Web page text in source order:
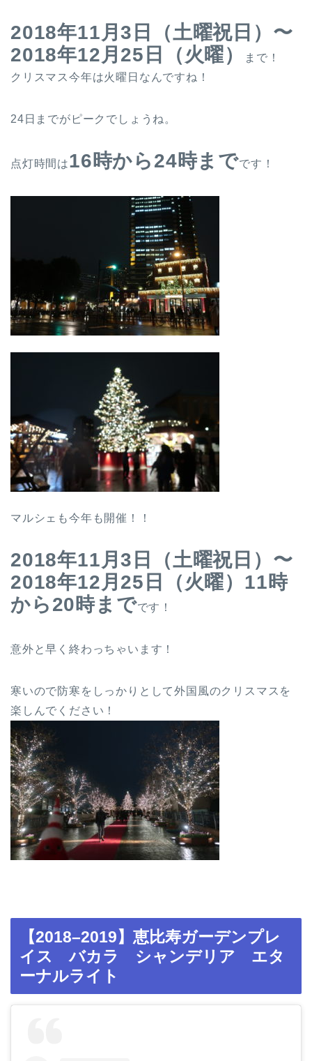
2018年11月3日（土曜祝日）〜
2018年12月25日（火曜）
まで！
クリスマス今年は火曜日なんですね！
24日までがピークでしょうね。
点灯時間は16時から24時までです！
マルシェも今年も開催！！
2018年11月3日（土曜祝日）〜
2018年12月25日（火曜） 11時
から20時までです！
意外と早く終わっちゃいます！
寒いので防寒をしっかりとして外国風のクリスマスを
楽しんでください！
【2018–2019】恵比寿ガーデンプレ
イス バカラ シャンデリア エタ
ーナルライト